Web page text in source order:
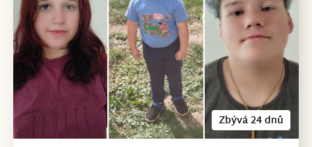
Zbývá 24 dnů